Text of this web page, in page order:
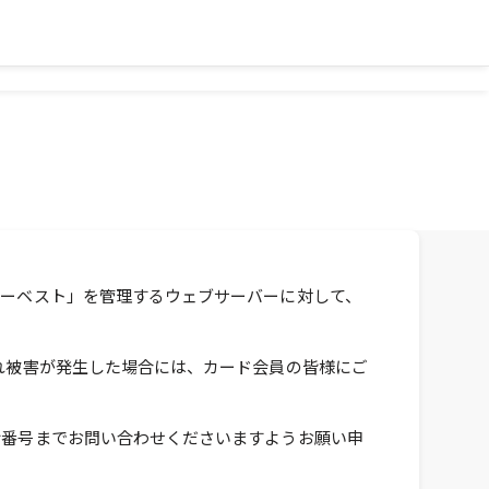
スト」を管理するウェブサーバーに対して、
害が発生した場合には、カード会員の皆様にご
号までお問い合わせくださいますようお願い申